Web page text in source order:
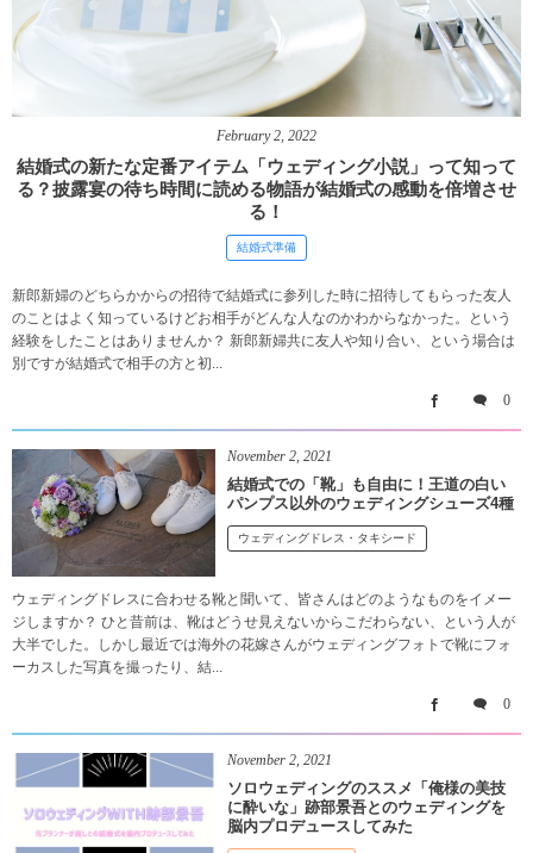
February 2 2022
結婚式の新たな定番アイテム「ウェディング小説」って知って
る？披露宴の待ち時間に読める物語が結婚式の感動を倍増させ
る！
結婚式準備
新郎新婦のどちらかからの招待で結婚式に参列した時に招待してもらった友人
のことはよく知っているけどお相手がどんな人なのかわからなかった。という
経験をしたことはありませんか？ 新郎新婦共に友人や知り合い、という場合は
別ですが結婚式で相手の方と初...
0
November 2 ,2021
結婚式での「靴」も自由に！王道の白い
パンプス以外のウェディングシューズ4種
ウェディングドレス・タキシード
ウェディングドレスに合わせる靴と聞いて、皆さんはどのようなものをイメー
ジしますか？ ひと昔前は、靴はどうせ見えないからこだわらない、という人が
大半でした。しかし最近では海外の花嫁さんがウェディングフォトで靴にフォ
ーカスした写真を撮ったり、結...
0
November 2,2021
ソロウェディングのススメ「俺様の美技
に酔いな」跡部景吾とのウェディングを
脳内プロデュースしてみた